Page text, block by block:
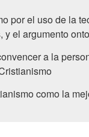
por el uso de la
y el argumento
a la
como la